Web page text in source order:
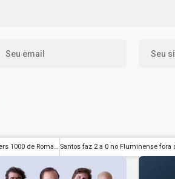
João Fonseca perde na estreia do Masters 1000 de Roma e é eliminado